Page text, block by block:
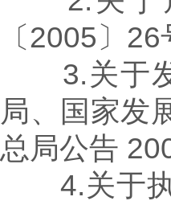
〔2005〕
3.关于发
局、国家发
总局公告
4.关于执